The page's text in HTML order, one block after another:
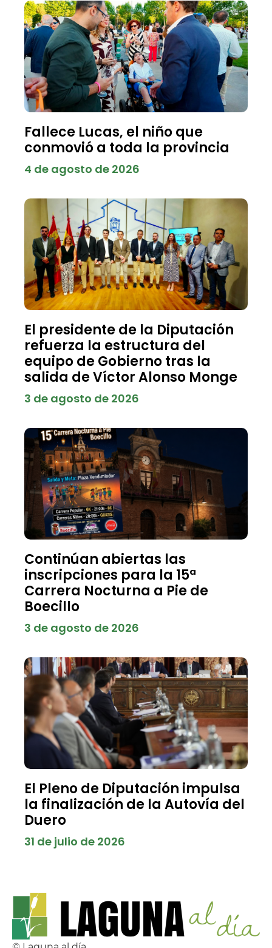
Fallece Lucas, el niño que
conmovió a toda la provincia
4 de agosto de 2026
El presidente de la Diputación
refuerza la estructura del
equipo de Gobierno tras la
salida de Víctor Alonso Monge
3 de agosto de 2026
Continúan abiertas las
inscripciones para la 15ª
Carrera Nocturna a Pie de
Boecillo
3 de agosto de 2026
El Pleno de Diputación impulsa
la finalización de la Autovía del
Duero
31 de julio de 2026